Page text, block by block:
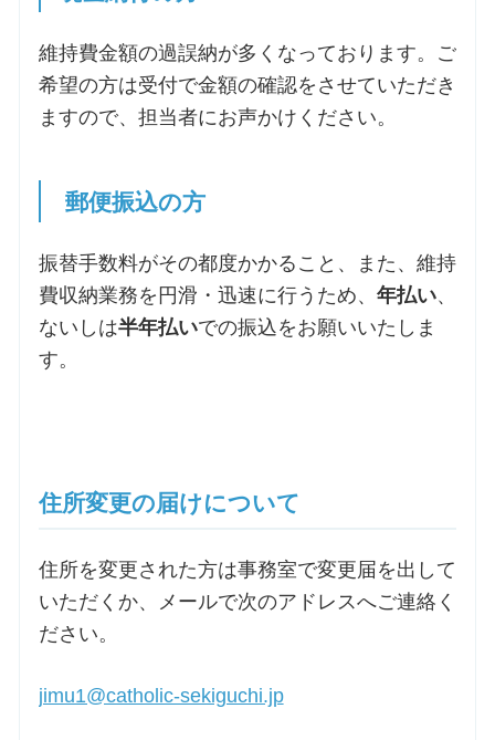
維持費金額の過誤納が多くなっております。ご
希望の方は受付で金額の確認をさせていただき
ますので、担当者にお声かけください。
郵便振込の方
振替手数料がその都度かかること、また、維持
費収納業務を円滑・迅速に行うため、 年払い、
ないしは半年払いでの振込をお願いいたしま
す。
住所変更の届けについて
住所を変更された方は事務室で変更届を出して
いただくか、メールで次のアドレスへご連絡く
ださい。
jimu1@catholic-sekiguchi.jp